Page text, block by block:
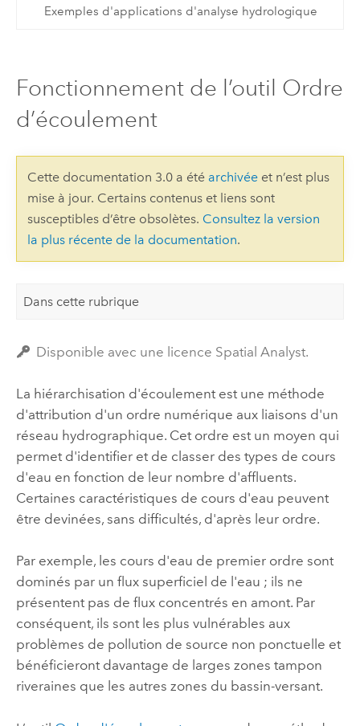
Exemples d'applications d'analyse hydrologique
Fonctionnement de l’outil Ordre
d’écoulement
Cette documentation 3.0 a été archivéeet n’est plus
mise à jour. Certains contenus et liens sont
susceptibles d’être obsolètes. Consultez la version
la plus récente de la documentation.
Dans cette rubrique
Disponible avec une licence Spatial Analyst.
La hiérarchisation d'écoulement est une méthode
d'attribution d'un ordre numérique aux liaisons d'un
réseau hydrographique. Cet ordre est un moyen qui
permet d'identifier et de classer des types de cours
d'eau en fonction de leur nombre d'affluents.
Certaines caractéristiques de cours d'eau peuvent
être devinées, sans difficultés, d'après leur ordre.
Par exemple, les cours d'eau de premier ordre sont
dominés par un flux superficiel de l'eau ; ils ne
présentent pas de flux concentrés en amont. Par
conséquent, ils sont les plus vulnérables aux
problèmes de pollution de source non ponctuelle et
bénéficieront davantage de larges zones tampon
riveraines que les autres zones du bassin-versant.